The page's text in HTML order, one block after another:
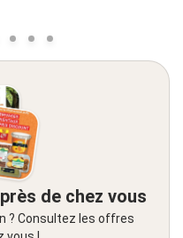
de chez vous
? Consultez les offres